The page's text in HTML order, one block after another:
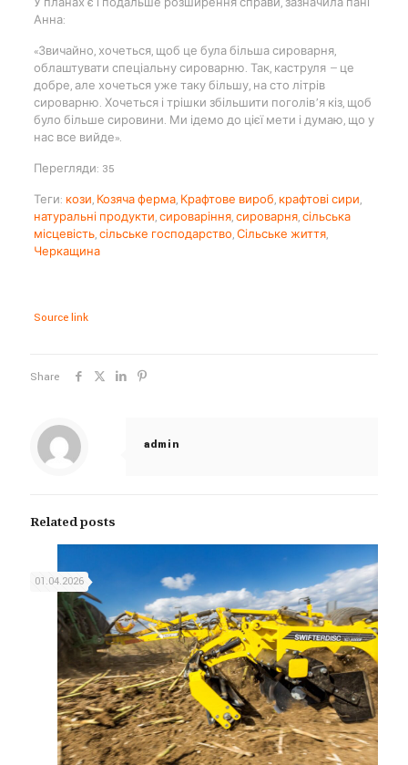
Анна:
«Звичайно, хочеться, щоб це була більша сироварня,
облаштувати спеціальну сироварню. Так, каструля —це
добре, але хочеться уже таку більшу, на сто літрів
сироварню. Хочеться і трішки збільшити поголів’я кіз, щоб
було більше сировини. Ми ідемо до цієї мети і думаю, що у
нас все вийде».
Перегляди: 35
Теги: кози, Козяча ферма, Крафтове вироб, крафтові сири,
натуральні продукти,сироваріння,сироварня,сільська
місцевість,сільське господарство,Сільське життя,
Черкащина
Source link
Share
admin
Related posts
01.04.2026